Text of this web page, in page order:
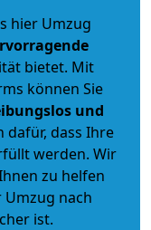
hier Umzug
bietet. Mit
können Sie
und
dass Ihre
werden. Wir
zu helfen
nach
ist.